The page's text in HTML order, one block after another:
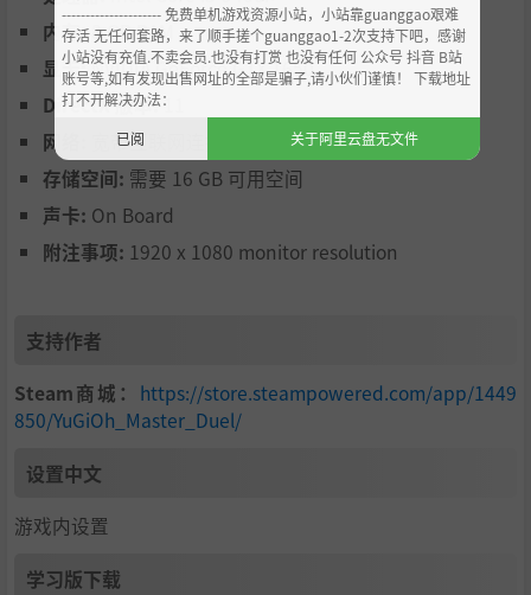
内存:8 GB RAM
显卡:NVIDIA GeForce GTX 1650
DirectX 版本:11
网络:
宽带互联网连接
存储空间: 需要 16 GB 可用空间
声卡: On Board
附注事项: 1920 x 1080 monitor resolution
支持作者
Steam商城： https://store.steampowered.com/app/1449
850/YuGiOh_Master_Duel/
设置中文
游戏内设置
学习版下载
--------------------- 免费单机游戏资源小站，小站靠guanggao艰难
存活 无任何套路，来了顺手搓个guanggao1-2次支持下吧，感谢
小站没有充值.不卖会员.也没有打赏 也没有任何 公众号 抖音 B站
账号等,如有发现出售网址的全部是骗子,请小伙们谨慎！ 下载地址
打不开解决办法：
已阅
关于阿里云盘无文件